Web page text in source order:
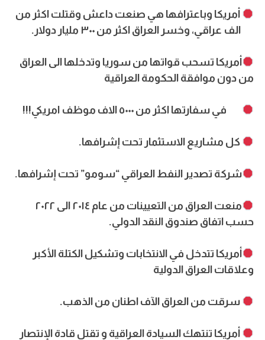
أمريكا وباعترافها هي صنعت داعش وقتلت اكثر من
أمريكا تسحب قواتها من سوريا وتدخلها الى العراق
من دون موافقة الحكومة العراقية
في سفارتها اكثر من ٥٠٠٠ الاف موظف امريكي!!!
كل مشاريع الاستثمار تحت إشرافها.
شركة تصدير النفط العراقي “سومو” تحت إشرافها.
منعت العراق من التعيينات من عام ٢٠١٤ الى ٢٠٢٢
حسب اتفاق صندوق النقد الدولي.
أمريكا تتدخل في الانتخابات وتشكيل الكتلة الأكبر
وعلاقات العراق الدولية
سرقت من العراق الآف اطنان من الذهب.
أمريكا تنتهك السيادة العراقية و تقتل قادة الإنتصار